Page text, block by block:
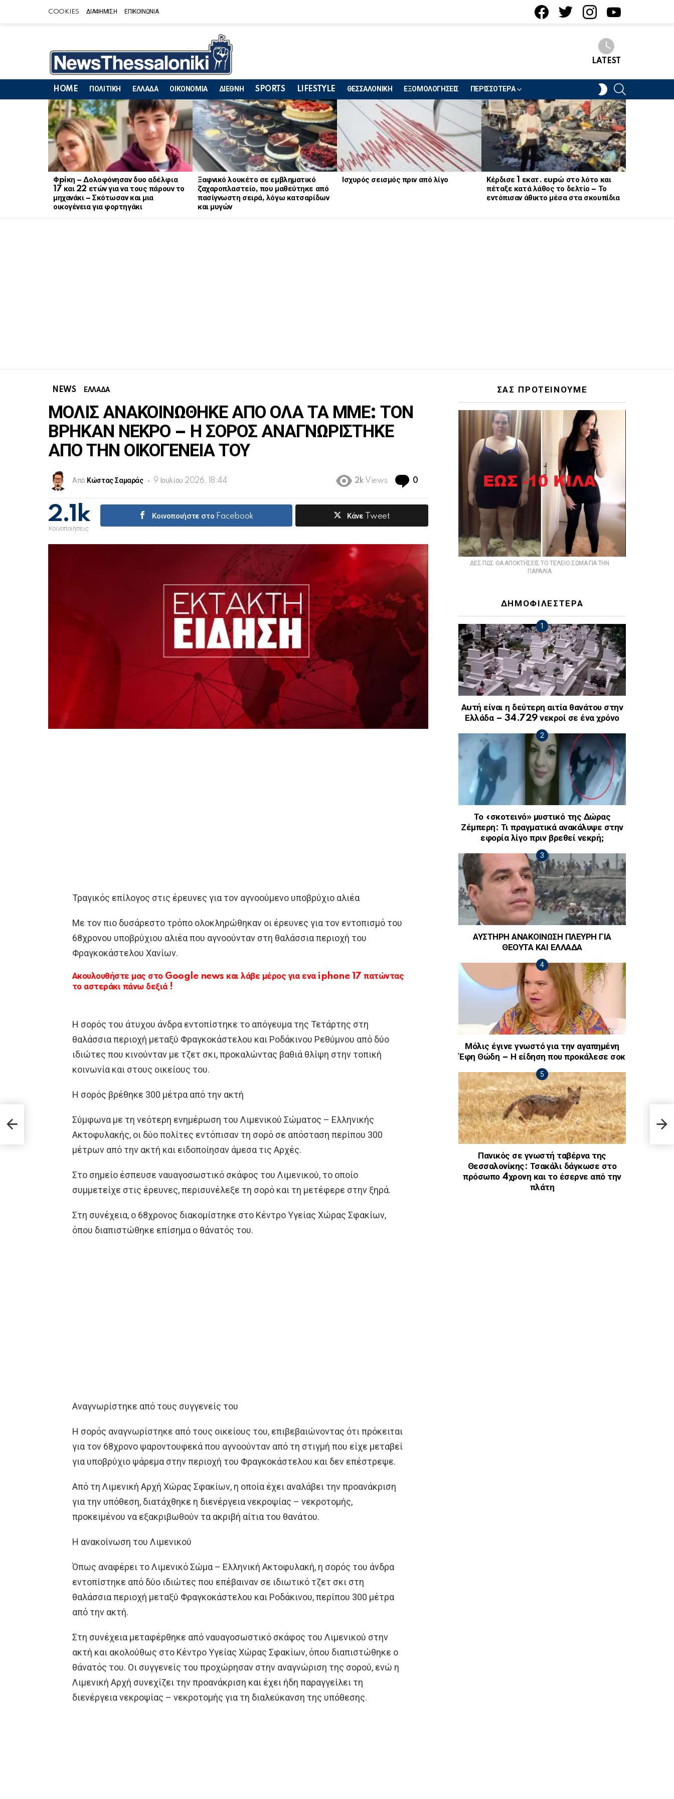
COOKIES ΔΙΑΦΗΜΙΣΗ ΕΠΙΚΟΙΝΩΝΙΑ
LATEST
HOME ΠΟΛΙΤΙΚΗ ΕΛΛΑΔΑ ΟΙΚΟΝΟΜΙΑ ΔΙΕΘΝΗ SPORTS LIFESTYLE ΘΕΣΣΑΛΟΝΙΚΗ ΕΞΟΜΟΛΟΓΗΣΕΙΣ ΠΕΡΙΣΣΟΤΕΡΑ
SWITCH
SKIN
LATEST
STORIES
Φpiκη – Δολοφόνησαν δυο αδέλφια
17 και 22 ετών για να τους πάρουν το
μηχανάκι – Σκότωσαν και μια
οικογένεια για φορτηγάκι
Ξαφνικό λουκέτο σε εμβληματικό
ζαχαροπλαστείο, που μαθεύτηκε από
πασίγνωστη σειρά, λόγω κατσαρίδων
και μυγών
Ισχυρός σεισμός πριν από λίγο
Κέρδισε 1 εκατ. εupώ στο λότο και
πέταξε κατά λάθος το δελτίο – Το
εντόπισαν άθικτο μέσα στα σκουπίδια
NEWS ΕΛΛΑΔΑ
ΜΟΛΙΣ ΑΝΑΚΟΙΝΩΘΗΚΕ ΑΠΟ ΟΛΑ ΤΑ ΜΜΕ: ΤΟΝ
ΒΡΗΚΑΝ ΝΕΚΡΟ – Η ΣΟΡΟΣ ΑΝΑΓΝΩΡΙΣΤΗΚΕ
ΑΠΟ ΤΗΝ ΟΙΚΟΓΕΝΕΙΑ ΤΟΥ
Από Κώστας Σαμαράς 9 Ιουλίου 2026, 18:44 2k Views 0
2.1k
Κοινοποιήσεις
Κοινοποιήστε στο Facebook Κάνε Tweet
Τραγικός επίλογος στις έρευνες για τον αγνοούμενο υποβρύχιο αλιέα
Με τον πιο δυσάρεστο τρόπο ολοκληρώθηκαν οι έρευνες για τον εντοπισμό του
68χρονου υποβρύχιου αλιέα που αγνοούνταν στη θαλάσσια περιοχή του
Φραγκοκάστελου Χανίων.
Ακουλουθήστε μας στο Google news και λάβε μέρος για ενα iphone 17 πατώντας
το αστεράκι πάνω δεξιά !
Η σορός του άτυχου άνδρα εντοπίστηκε το απόγευμα της Τετάρτης στη
θαλάσσια περιοχή μεταξύ Φραγκοκάστελου και Ροδάκινου Ρεθύμνου από δύο
ιδιώτες που κινούνταν με τζετ σκι, προκαλώντας βαθιά θλίψη στην τοπική
κοινωνία και στους οικείους του.
Η σορός βρέθηκε 300 μέτρα από την ακτή
Σύμφωνα με τη νεότερη ενημέρωση του Λιμενικού Σώματος – Ελληνικής
Ακτοφυλακής, οι δύο πολίτες εντόπισαν τη σορό σε απόσταση περίπου 300
μέτρων από την ακτή και ειδοποίησαν άμεσα τις Αρχές.
Στο σημείο έσπευσε ναυαγοσωστικό σκάφος του Λιμενικού, το οποίο
συμμετείχε στις έρευνες, περισυνέλεξε τη σορό και τη μετέφερε στην ξηρά.
Στη συνέχεια, ο 68χρονος διακομίστηκε στο Κέντρο Υγείας Χώρας Σφακίων,
όπου διαπιστώθηκε επίσημα ο θάνατός του.
Αναγνωρίστηκε από τους συγγενείς του
Η σορός αναγνωρίστηκε από τους οικείους του, επιβεβαιώνοντας ότι πρόκειται
για τον 68χρονο ψαροντουφεκά που αγνοούνταν από τη στιγμή που είχε μεταβεί
για υποβρύχιο ψάρεμα στην περιοχή του Φραγκοκάστελου και δεν επέστρεψε.
Από τη Λιμενική Αρχή Χώρας Σφακίων, η οποία έχει αναλάβει την προανάκριση
για την υπόθεση, διατάχθηκε η διενέργεια νεκροψίας – νεκροτομής,
προκειμένου να εξακριβωθούν τα ακριβή αίτια του θανάτου.
Η ανακοίνωση του Λιμενικού
Όπως αναφέρει το Λιμενικό Σώμα – Ελληνική Ακτοφυλακή, η σορός του άνδρα
εντοπίστηκε από δύο ιδιώτες που επέβαιναν σε ιδιωτικό τζετ σκι στη
θαλάσσια περιοχή μεταξύ Φραγκοκάστελου και Ροδάκινου, περίπου 300 μέτρα
από την ακτή.
Στη συνέχεια μεταφέρθηκε από ναυαγοσωστικό σκάφος του Λιμενικού στην
ακτή και ακολούθως στο Κέντρο Υγείας Χώρας Σφακίων, όπου διαπιστώθηκε ο
θάνατός του. Οι συγγενείς του προχώρησαν στην αναγνώριση της σορού, ενώ η
Λιμενική Αρχή συνεχίζει την προανάκριση και έχει ήδη παραγγείλει τη
διενέργεια νεκροψίας – νεκροτομής για τη διαλεύκανση της υπόθεσης.
–
ΣΑΣ ΠΡΟΤΕΙΝΟΥΜΕ
ΔΕΣ ΠΩΣ ΘΑ ΑΠΟΚΤΗΣΕΙΣ ΤΟ ΤΕΛΕΙΟ ΣΩΜΑ ΓΙΑ ΤΗΝ
ΠΑΡΑΛΙΑ
ΔΗΜΟΦΙΛΕΣΤΕΡΑ
Αuτή είναι η δεύτερη αιτία θανάτου στην
Ελλάδα – 34.729 νεκροί σε ένα χρόνο
Το «σκοτεινό» μυστικό της Δώρας
Ζέμπερη: Τι πραγματικά ανακάλυψε στην
εφορία λίγο πριν βρεθεί νεκρή;
ΑΥΣΤΗΡΗ ΑΝΑΚΟΙΝΩΣΗ ΠΛΕΥΡΗ ΓΙΑ
ΘΕΟΥΤΑ ΚΑΙ ΕΛΛΑΔΑ
Μόλις έγινε γνωστό για την αγαπημένη
Έφη Θώδη – Η είδηση που προκάλεσε σοκ
Πανικός σε γνωστή ταβέρνα της
Θεσσαλονίκης: Τσακάλι δάγκωσε στο
πρόσωπο 4χρονη και το έσερνε από την
πλάτη